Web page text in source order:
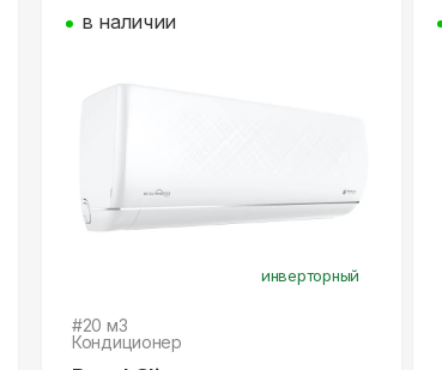
инверторный
#20 м3
Кондиционер
в наличии